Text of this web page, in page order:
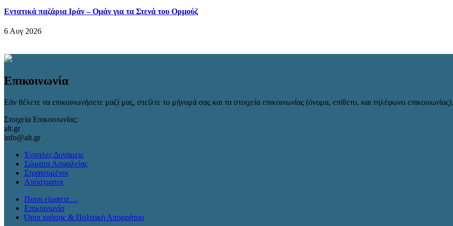
Εντατικά παζάρια Ιράν – Ομάν για τα Στενά του Ορμούζ
6 Αυγ 2026
Επικοινωνία
Εάν θέλετε να επικοινωνήσετε μαζί μας, στείλτε το μήνυμά σας και τα στοιχεία επικοινωνίας (όνομα, επίθετο, και τηλέφωνο επικοινωνίας).
Στοιχεία Επικοινωνίας:
alt.gr
info@alt.gr
Ένοπλες Δυνάμεις
Σώματα Ασφαλείας
Στρατευμένοι
Απόστρατοι
Ποιοι είμαστε…
Επικοινωνία
Όροι χρήσης & Πολιτική Απορρήτου